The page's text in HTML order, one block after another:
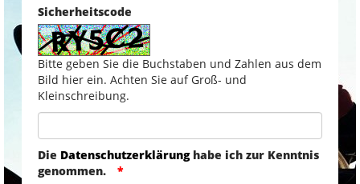
Sicherheitscode
Bitte geben Sie die Buchstaben und Zahlen aus dem
Bild hier ein. Achten Sie auf Groß- und
Kleinschreibung.
Die Datenschutzerklärunghabe ich zur Kenntnis
genommen.